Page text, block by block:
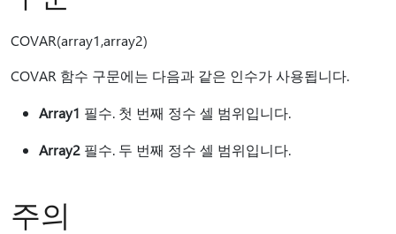
COVAR(array1,array2)
COVAR 함수 구문에는 다음과 같은 인수가 사용됩니다.
Array1 필수. 첫 번째 정수 셀 범위입니다.
Array2 필수. 두 번째 정수 셀 범위입니다.
주의